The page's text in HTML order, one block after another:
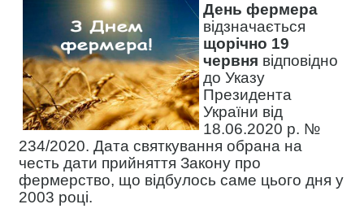
День фермера
відзначається
щорічно 19
червня відповідно
до Указу
Президента
України від
18.06.2020 р. №
234/2020. Дата святкування обрана на
честь дати прийняття Закону про
фермерство, що відбулось саме цього дня у
2003 році.